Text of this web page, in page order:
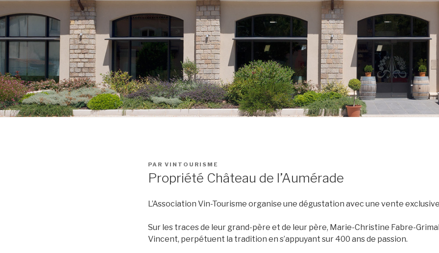
PUBLIÉ
PAR VINTOURISME
Propriété Château de l’Aumérade
L’Association Vin-Tourisme organise une dégustation avec une vente
Sur les traces de leur grand-père et de leur père, Marie-Christine Fabre-
Vincent, perpétuent la tradition en s’appuyant sur 400 ans de passion.